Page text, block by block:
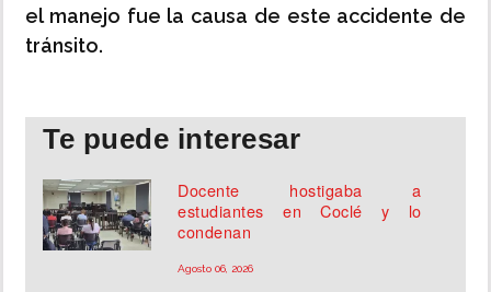
el manejo fue la causa de este accidente de
tránsito.
Te puede interesar
Docente hostigaba a
estudiantes en Coclé y lo
condenan
Agosto 06, 2026